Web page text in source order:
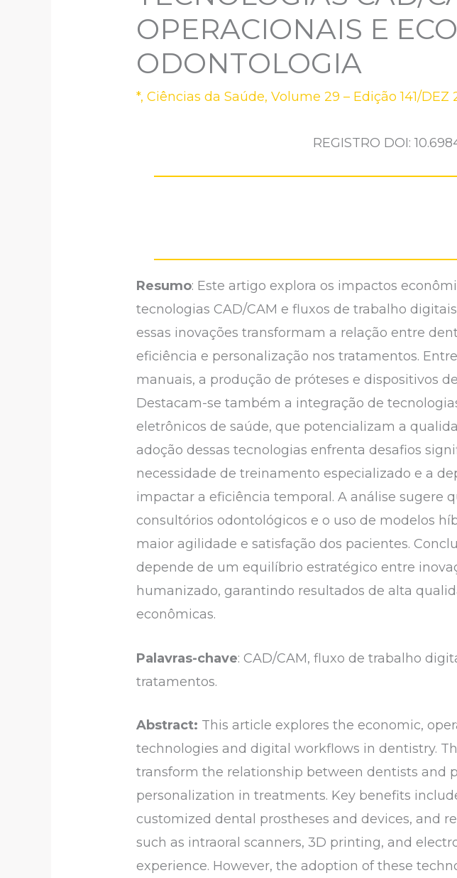
OPERACIONAIS E
ODONTOLOGIA
*,Ciências da Saúde,Volume 29 – Edição 141/DEZ
REGISTRO DOI:
Resumo: Este artigo explora os impactos
tecnologias CAD/CAM e fluxos de trabalho
essas inovações transformam a relação entre
eficiência e personalização nos tratamentos.
manuais, a produção de próteses e dispositivos
Destacam-se também a integração de
eletrônicos de saúde, que potencializam a
adoção dessas tecnologias enfrenta desafios
necessidade de treinamento especializado e a
impactar a eficiência temporal. A análise sugere
consultórios odontológicos e o uso de modelos
maior agilidade e satisfação dos pacientes.
depende de um equilíbrio estratégico entre
humanizado, garantindo resultados de alta
econômicas.
Palavras-chave: CAD/CAM, fluxo de trabalho
tratamentos.
Abstract: This article explores the economic,
technologies and digital workflows in dentistry.
transform the relationship between dentists and
personalization in treatments. Key benefits
customized dental prostheses and devices, and
such as intraoral scanners, 3D printing, and
experience. However, the adoption of these